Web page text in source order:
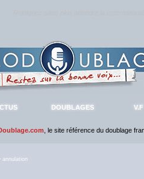
DOUBLAGES V.F
, le site référence du doublage
annulation